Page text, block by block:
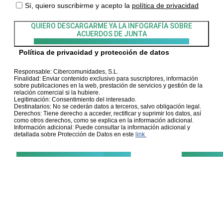
Sí, quiero suscribirme y acepto la política de privacidad
QUIERO DESCARGARME YA LA INFOGRAFÍA SOBRE
ACUERDOS DE JUNTA
Política de privacidad y protección de datos
Responsable: Cibercomunidades, S.L.
Finalidad: Enviar contenido exclusivo para suscriptores, información
sobre publicaciones en la web, prestación de servicios y gestión de la
relación comercial si la hubiere.
Legitimación: Consentimiento del interesado.
Destinatarios: No se cederán datos a terceros, salvo obligación legal.
Derechos: Tiene derecho a acceder, rectificar y suprimir los datos, así
como otros derechos, como se explica en la información adicional.
Información adicional: Puede consultar la información adicional y
detallada sobre Protección de Datos en este link